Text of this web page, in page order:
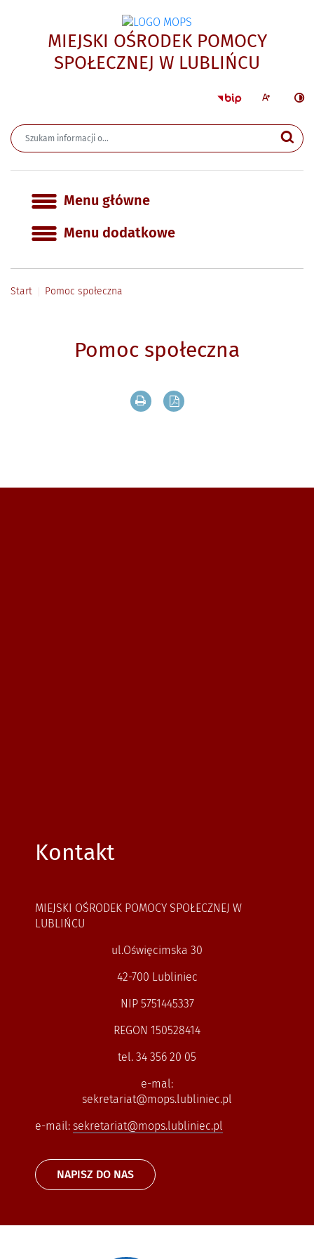
MIEJSKI OŚRODEK POMOCY
SPOŁECZNEJ W LUBLIŃCU
StronaWiększa
Wyszukiwarka
Menu główne
Menu główne
Menu dodatkowe
Start Pomoc społeczna
Pomoc społeczna
Drukuj zawartość bieżącej strony
Zapisz tekst bieżącej
Kontakt
MIEJSKI OŚRODEK POMOCY SPOŁECZNEJ W
LUBLIŃCU
ul.Oświęcimska 30
42-700 Lubliniec
NIP 5751445337
REGON 150528414
tel. 34 356 20 05
e-mal:
sekretariat@mops.lubliniec.pl
e-mail: sekretariat@mops.lubliniec.pl
NAPISZ DO NAS